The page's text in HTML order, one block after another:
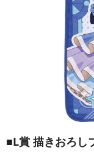
■L賞 描きおろし